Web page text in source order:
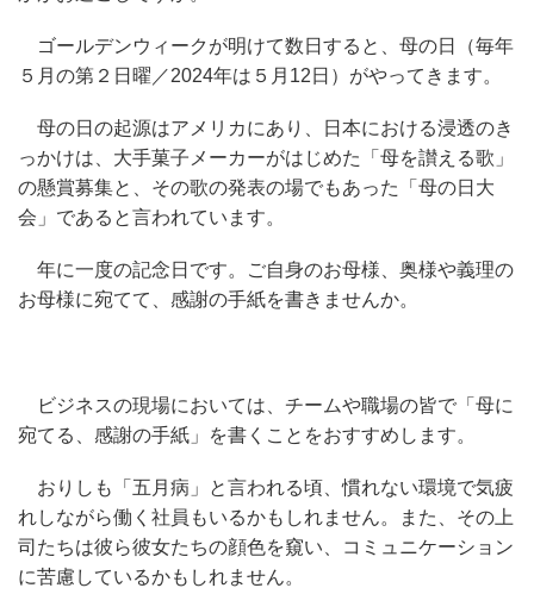
ゴールデンウィークが明けて数日すると、母の日（毎年
５月の第２日曜／2024年は５月12日）がやってきます。
母の日の起源はアメリカにあり、日本における浸透のき
っかけは、大手菓子メーカーがはじめた「母を讃える歌」
の懸賞募集と、その歌の発表の場でもあった「母の日大
会」であると言われています。
年に一度の記念日です。ご自身のお母様、奥様や義理の
お母様に宛てて、感謝の手紙を書きませんか。
ビジネスの現場においては、チームや職場の皆で「母に
宛てる、感謝の手紙」を書くことをおすすめします。
おりしも「五月病」と言われる頃、慣れない環境で気疲
れしながら働く社員もいるかもしれません。また、その上
司たちは彼ら彼女たちの顔色を窺い、コミュニケーション
に苦慮しているかもしれません。